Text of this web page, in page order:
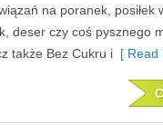
na poranek, posiłek
deser czy coś pysznego
także Bez Cukru i [ Read